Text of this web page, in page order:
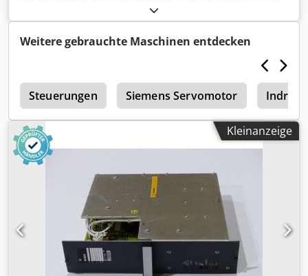
Weitere gebrauchte Maschinen entdecken
Steuerungen Siemens Servomotor
Kleinanzeige